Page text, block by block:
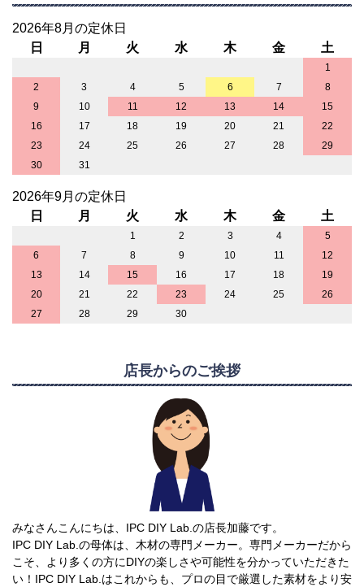
2026年8月の定休日
日
月 火 水 木 金 土
1
2
3 4 5 6 7
8
9
10 11 12 13 14
15
16
17 18 19 20 21
22
23
24 25 26 27 28
29
30
31
2026年9月の定休日
日
月 火 水 木 金 土
1 2 3 4
5
6
7 8 9 10 11
12
13
14 15 16 17 18
19
20
21 22 23 24 25
26
27
28 29 30
店長からのご挨拶
みなさんこんにちは、IPC DIY Lab.の店長加藤です。
IPC DIY Lab.の母体は、木材の専門メーカー。専門メーカーだから
こそ、より多くの方にDIYの楽しさや可能性を分かっていただきた
い！IPC DIY Lab.はこれからも、プロの目で厳選した素材をより安